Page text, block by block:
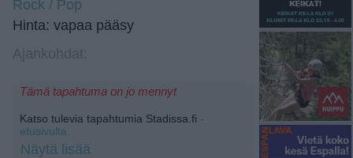
Rock / Pop
Hinta: vapaa pääsy
Tämä tapahtuma on jo mennyt
Katso tulevia tapahtumia Stadissa.fi -
etusivulta.
Näytä lisää